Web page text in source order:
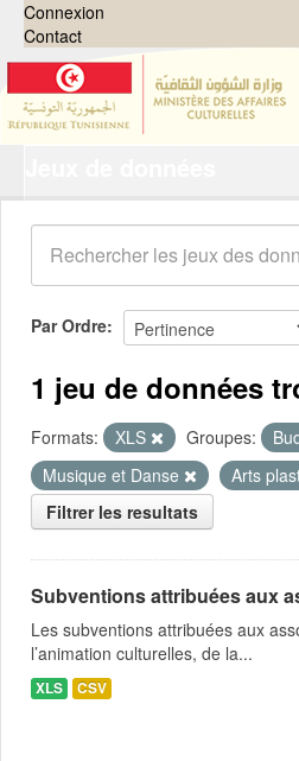
Connexion
Contact
Organisations
Groupes
Demandes 0
À propos
Par Ordre
1 jeu de données
Formats: XLS Groupes:
Musique et Danse
Arts
Filtrer les resultats
Subventions attribuées aux
Les subventions attribuées aux
l’animation culturelles, de la...
XLS CSV